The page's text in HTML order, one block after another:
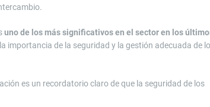
uno de los más significativos en el sector en los
importancia de la seguridad y la gestión adecuada de
es un recordatorio claro de que la seguridad de los